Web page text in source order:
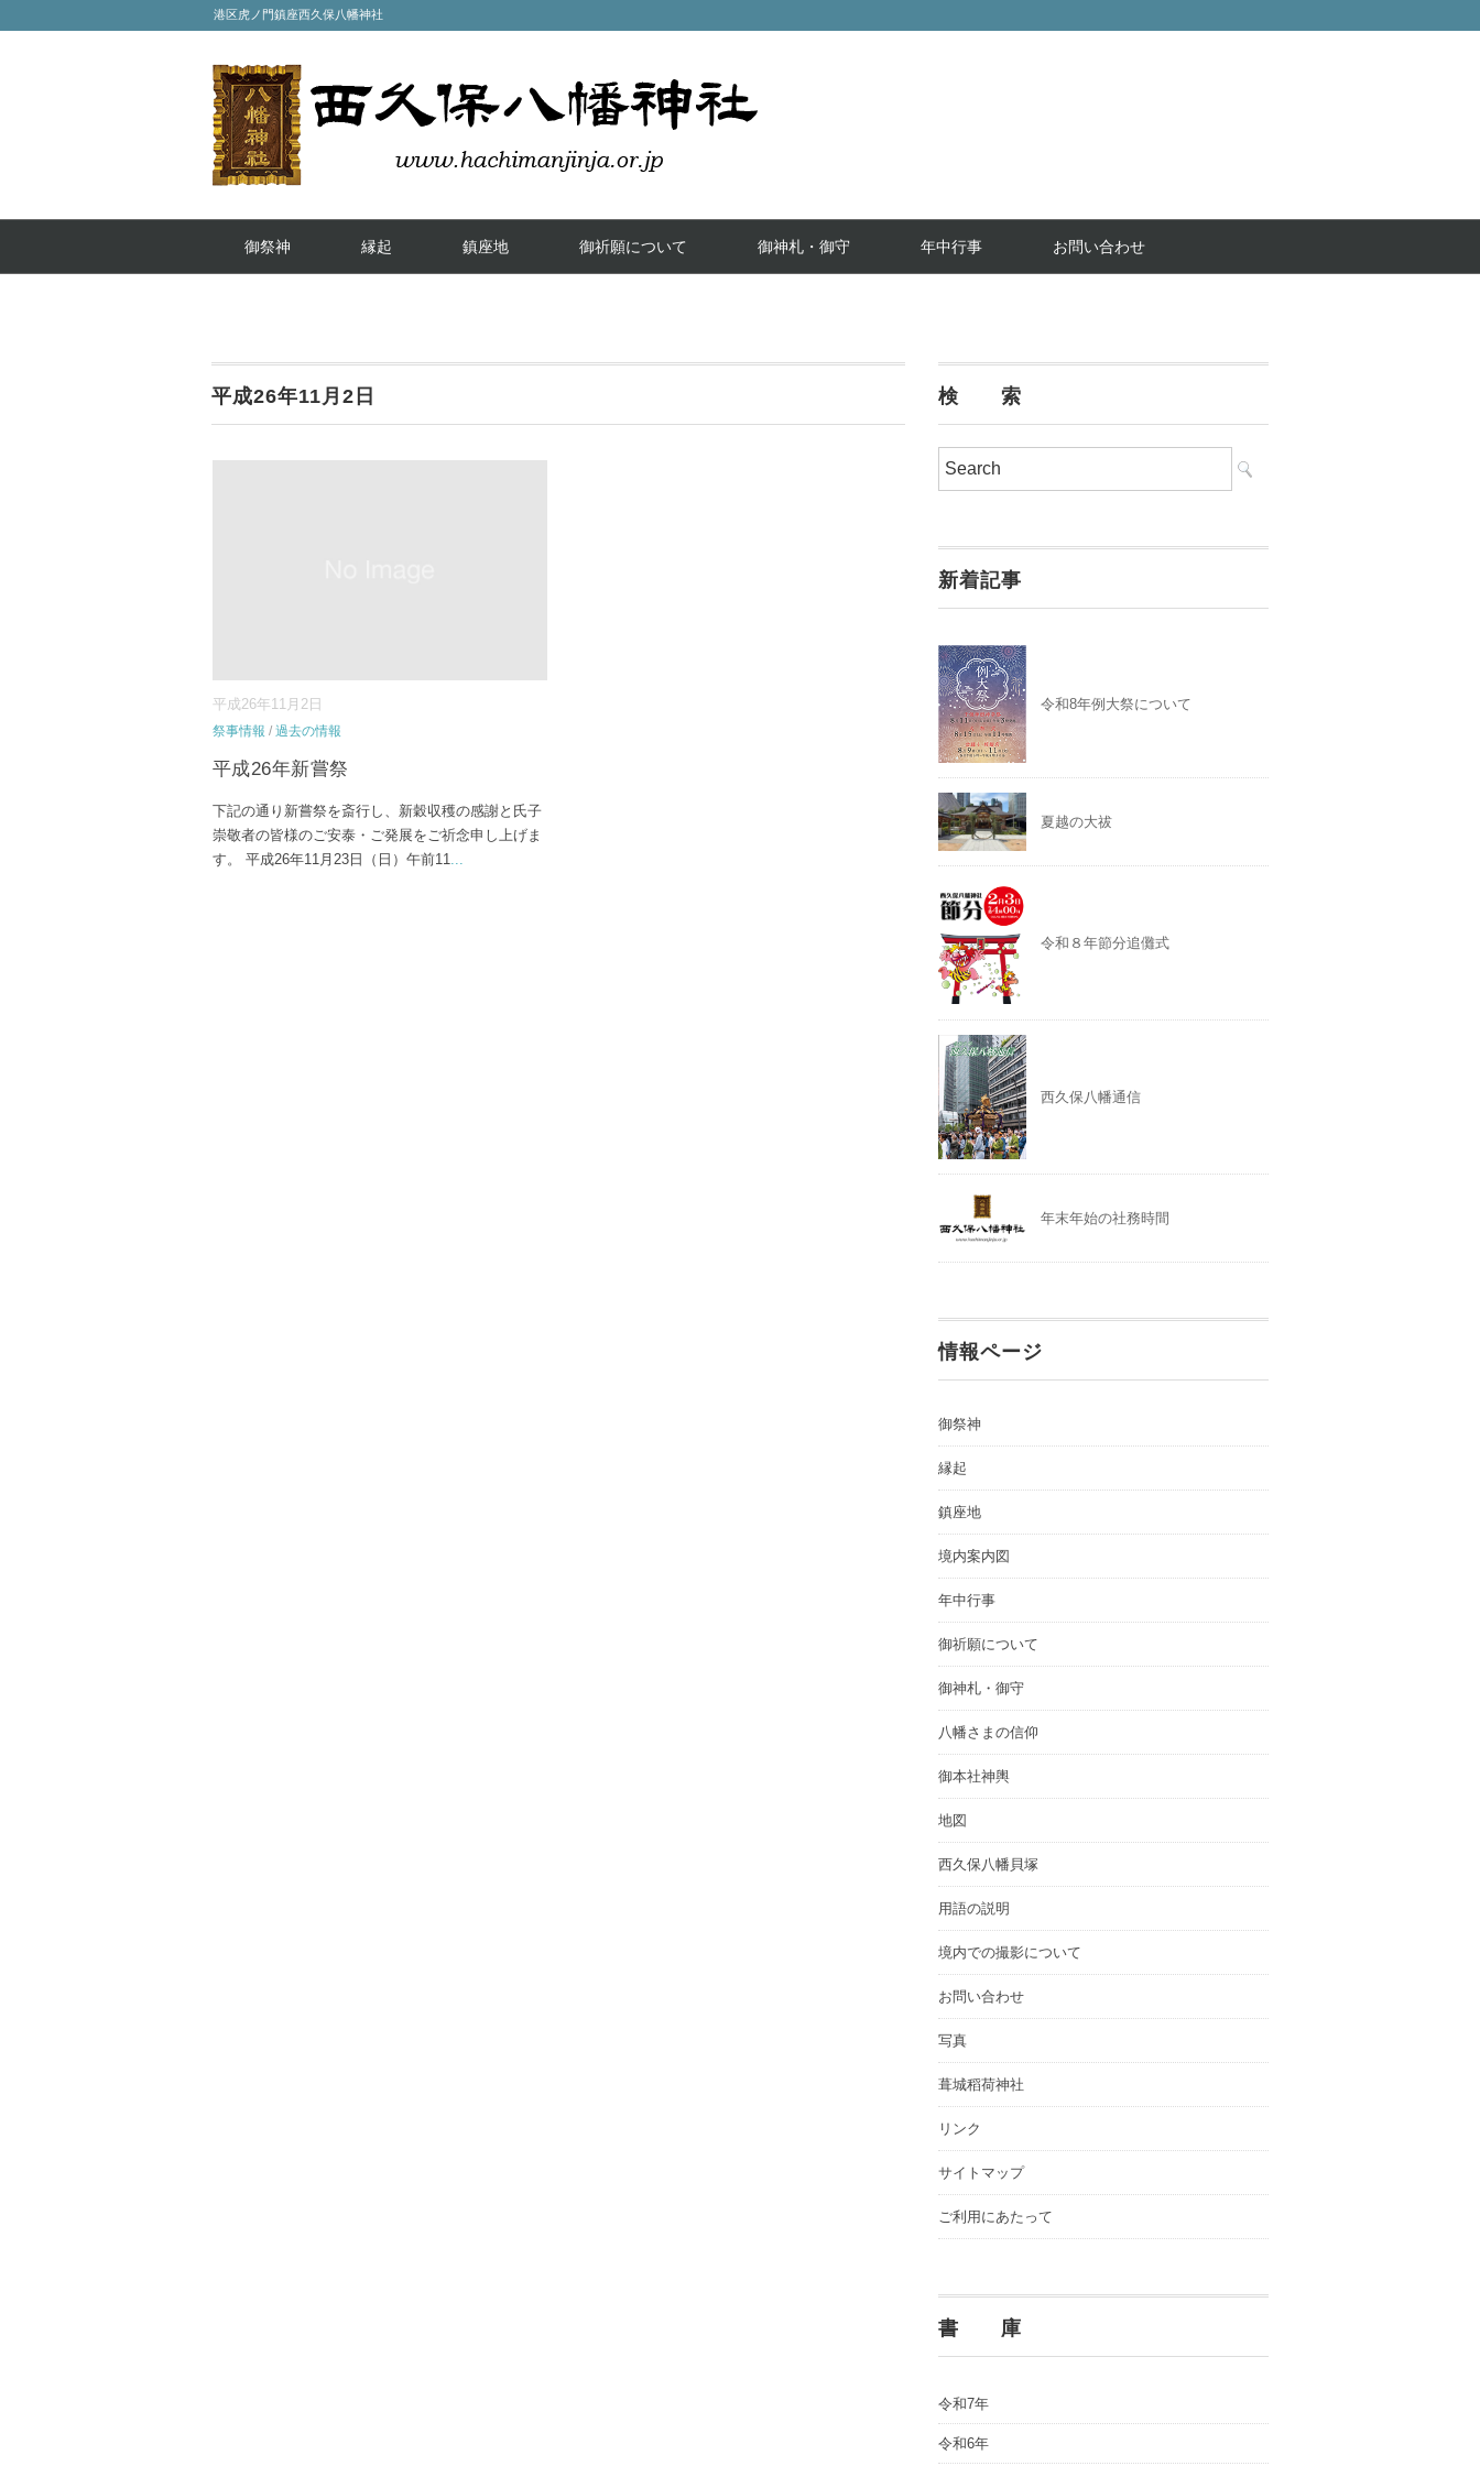
港区虎ノ門鎮座西久保八幡神社
御祭神 縁起 鎮座地 御祈願について 御神札・御守 年中行事 お問い合わせ
平成26年11月2日
平成26年11月2日
祭事情報 / 過去の情報
平成26年新嘗祭
下記の通り新嘗祭を斎行し、新穀収穫の感謝と氏子
崇敬者の皆様のご安泰・ご発展をご祈念申し上げま
す。 平成26年11月23日（日）午前11...
検 索
新着記事
令和8年例大祭について
夏越の大祓
令和８年節分追儺式
西久保八幡通信
年末年始の社務時間
情報ページ
御祭神
縁起
鎮座地
境内案内図
年中行事
御祈願について
御神札・御守
八幡さまの信仰
御本社神輿
地図
西久保八幡貝塚
用語の説明
境内での撮影について
お問い合わせ
写真
葺城稻荷神社
リンク
サイトマップ
ご利用にあたって
書 庫
令和7年
令和6年